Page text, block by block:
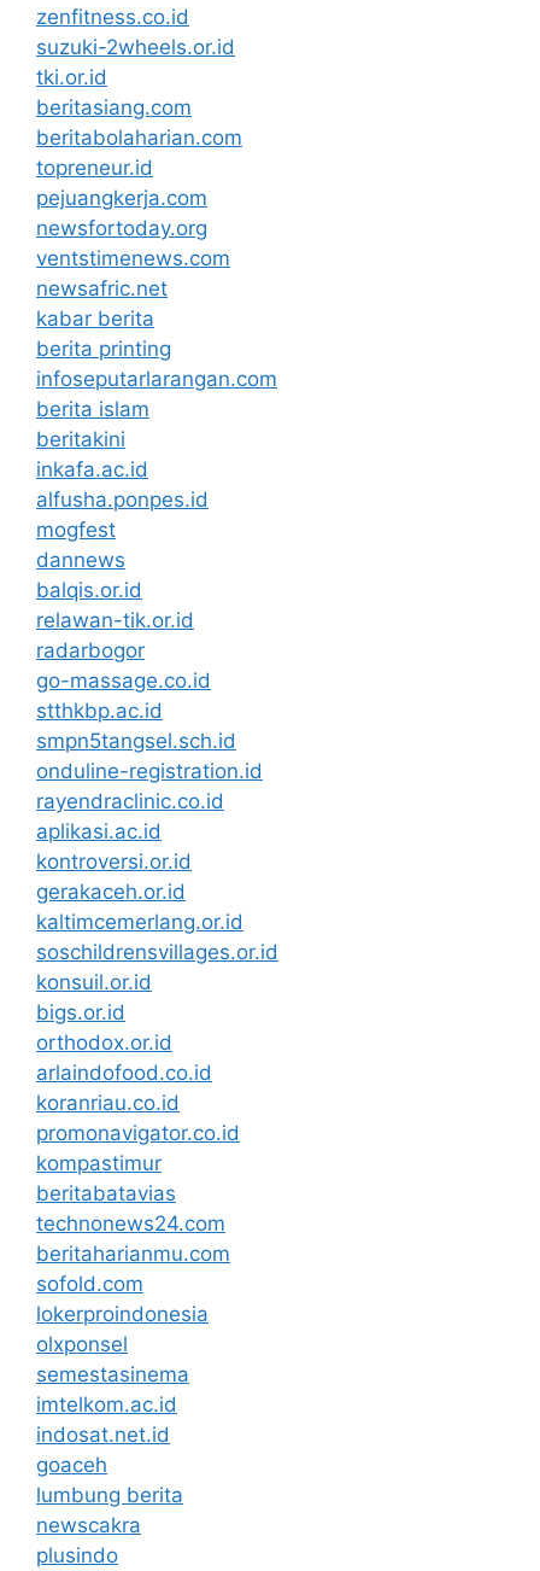
zenfitness.co.id
suzuki-2wheels.or.id
tki.or.id
beritasiang.com
beritabolaharian.com
topreneur.id
pejuangkerja.com
newsfortoday.org
ventstimenews.com
newsafric.net
kabar berita
berita printing
infoseputarlarangan.com
berita islam
beritakini
inkafa.ac.id
alfusha.ponpes.id
mogfest
dannews
balqis.or.id
relawan-tik.or.id
radarbogor
go-massage.co.id
stthkbp.ac.id
smpn5tangsel.sch.id
onduline-registration.id
rayendraclinic.co.id
aplikasi.ac.id
kontroversi.or.id
gerakaceh.or.id
kaltimcemerlang.or.id
soschildrensvillages.or.id
konsuil.or.id
bigs.or.id
orthodox.or.id
arlaindofood.co.id
koranriau.co.id
promonavigator.co.id
kompastimur
beritabatavias
technonews24.com
beritaharianmu.com
sofold.com
lokerproindonesia
olxponsel
semestasinema
imtelkom.ac.id
indosat.net.id
goaceh
lumbung berita
newscakra
plusindo